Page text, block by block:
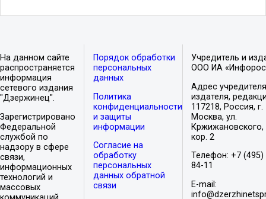
На данном сайте
распространяется
информация
сетевого издания
"Дзержинец".
Зарегистрировано
Федеральной
службой по
надзору в сфере
связи,
информационных
технологий и
массовых
Порядок обработки
персональных
данных
Политика
конфиденциальности
и защиты
информации
Согласие на
обработку
персональных
данных обратной
связи
Учредитель и
ООО ИА
Адрес
издателя,
117218, Россия, г.
Москва, ул.
Кржижановского,
кор. 2
Телефон: +7 (495)
84-11
E-mail: